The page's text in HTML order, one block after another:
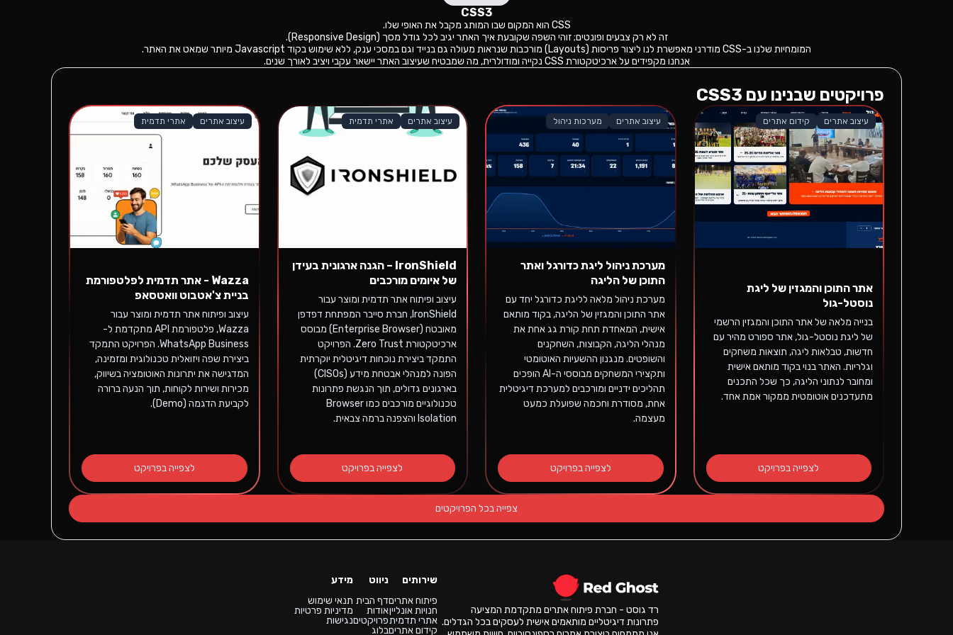
CSS3
CSS הוא המקום שבו המותג מקבל את האופי שלו.
זה לא רק צבעים ופונטים; זוהי השפה שקובעת איך האתר יגיב לכל גודל מסך (Responsive Design).
המומחיות שלנו ב-CSS מודרני מאפשרת לנו ליצור פריסות (Layouts) מורכבות שנראות מעולה גם בנייד וגם במסכי ענק, ללא שימוש בקוד Javascript מיותר שמאט את האתר.
אנחנו מקפידים על ארכיטקטורת CSS נקייה ומודולרית, מה שמבטיח שעיצוב האתר יישאר עקבי ויציב לאורך שנים.
פרויקטים שבנינו עם CSS3
עיצוב אתרים קידום אתרים
אתר התוכן והמגזין של ליגת
נוסטל-גול
בנייה מלאה של אתר התוכן והמגזין הרשמי
של ליגת נוסטל-גול, אתר ספורט מהיר עם
חדשות, טבלאות ליגה, תוצאות משחקים
וגלריות. האתר בנוי בקוד מותאם אישית
ומחובר לנתוני הליגה, כך שכל התכנים
מתעדכנים אוטומטית ממקור אמת אחד.
לצפייה בפרויקט
עיצוב אתרים מערכות ניהול
מערכת ניהול ליגת כדורגל ואתר
התוכן של הליגה
מערכת ניהול מלאה לליגת כדורגל יחד עם
אתר התוכן והמגזין של הליגה, בקוד מותאם
אישית, המאחדת תחת קורת גג אחת את
מנהלי הליגה, הקבוצות, השחקנים
והשופטים. מנגנון ההשעיות האוטומטי
ותקצירי המשחקים מבוססי ה-AI הופכים
תהליכים ידניים ומורכבים למערכת דיגיטלית
אחת, מסודרת וחכמה שפועלת כמעט
מעצמה.
לצפייה בפרויקט
עיצוב אתרים אתרי תדמית
IronShield – הגנה ארגונית בעידן
של איומים מורכבים
עיצוב ופיתוח אתר תדמית ומוצר עבור
IronShield, חברת סייבר המפתחת דפדפן
מאובטח (Enterprise Browser) מבוסס
ארכיטקטורת Zero Trust. הפרויקט
התמקד ביצירת נוכחות דיגיטלית יוקרתית
הפונה למנהלי אבטחת מידע (CISOs)
בארגונים גדולים, תוך הנגשת פתרונות
טכנולוגיים מורכבים כמו Browser
Isolation והצפנה ברמה צבאית.
לצפייה בפרויקט
עיצוב אתרים אתרי תדמית
Wazza - אתר תדמית לפלטפורמת
בניית צ'אטבוט וואטסאפ
עיצוב ופיתוח אתר תדמית ומוצר עבור
Wazza, פלטפורמת API מתקדמת ל-
WhatsApp Business. הפרויקט התמקד
ביצירת שפה ויזואלית טכנולוגית ומזמינה,
המדגישה את יתרונות האוטומציה בשיווק,
מכירות ושירות לקוחות, תוך הנעה ברורה
לקביעת הדגמה (Demo).
לצפייה בפרויקט
צפייה בכל הפרויקטים
רד גוסט - חברת פיתוח אתרים מתקדמת המציעה
פתרונות דיגיטליים מותאמים אישית לעסקים בכל הגדלים.
שירותים
פיתוח אתרים
חנויות אונליין
אתרי תדמית
קידום אתרים
ניווט
דף הבית
אודות
פרויקטים
בלוג
מידע
תנאי שימוש
מדיניות פרטיות
נגישות